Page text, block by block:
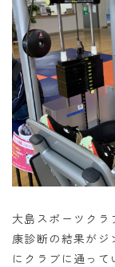
大島スポーツクラ
康診断の結果がジ
にクラブに通って